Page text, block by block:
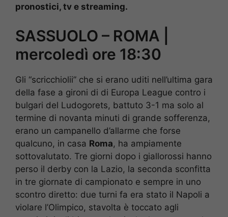
pronostici, tv e streaming.
SASSUOLO – ROMA |
mercoledì ore 18:30
Gli “scricchiolii” che si erano uditi nell’ultima gara
della fase a gironi di di Europa League contro i
bulgari del Ludogorets, battuto 3-1 ma solo al
termine di novanta minuti di grande sofferenza,
erano un campanello d’allarme che forse
qualcuno, in casa Roma, ha ampiamente
sottovalutato. Tre giorni dopo i giallorossi hanno
perso il derby con la Lazio, la seconda sconfitta
in tre giornate di campionato e sempre in uno
scontro diretto: due turni fa era stato il Napoli a
violare l’Olimpico, stavolta è toccato agli